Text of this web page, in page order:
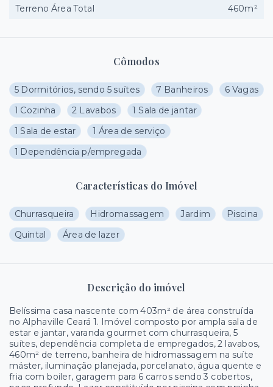
Cômodos
5 Dormitórios, sendo 5 suítes 7 Banheiros
6 Vagas
1 Cozinha
2 Lavabos
1 Sala de jantar
1 Sala de estar
1 Área de serviço
1 Dependência p/empregada
Características do Imóvel
Churrasqueira Hidromassagem Jardim
Piscina
Quintal
Área de lazer
Descrição do imóvel
Belíssima casa nascente com 403m² de área construída
no Alphaville Ceará 1. Imóvel composto por ampla sala de
estar e jantar, varanda gourmet com churrasqueira, 5
suítes, dependência completa de empregados, 2 lavabos,
460m² de terreno, banheira de hidromassagem na suíte
máster, iluminação planejada, porcelanato, água quente e
fria com boiler, garagem para 6 carros sendo 3 cobertos,
Terreno Área Total
460m²